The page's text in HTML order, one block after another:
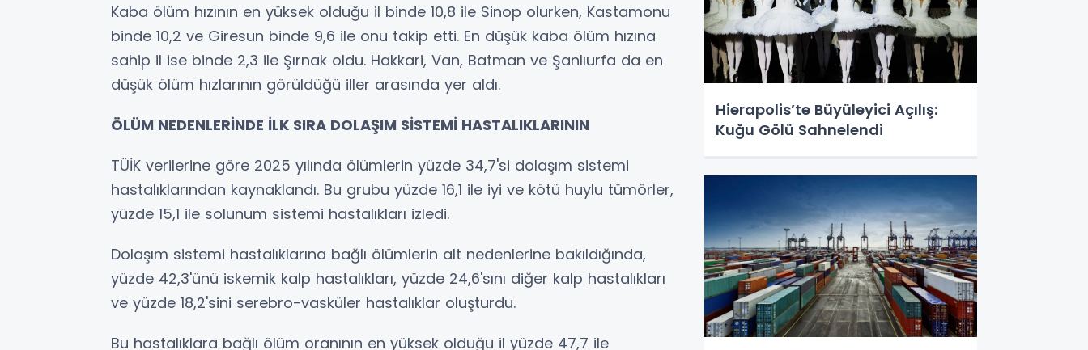
Kaba ölüm hızının en yüksek olduğu il binde 10,8 ile Sinop olurken, Kastamonu
binde 10,2 ve Giresun binde 9,6 ile onu takip etti. En düşük kaba ölüm hızına
sahip il ise binde 2,3 ile Şırnak oldu. Hakkari, Van, Batman ve Şanlıurfa da en
düşük ölüm hızlarının görüldüğü iller arasında yer aldı.
ÖLÜM NEDENLERİNDE İLK SIRA DOLAŞIM SİSTEMİ HASTALIKLARININ
TÜİK verilerine göre 2025 yılında ölümlerin yüzde 34,7'si dolaşım sistemi
hastalıklarından kaynaklandı. Bu grubu yüzde 16,1 ile iyi ve kötü huylu tümörler,
yüzde 15,1 ile solunum sistemi hastalıkları izledi.
Dolaşım sistemi hastalıklarına bağlı ölümlerin alt nedenlerine bakıldığında,
yüzde 42,3'ünü iskemik kalp hastalıkları, yüzde 24,6'sını diğer kalp hastalıkları
ve yüzde 18,2'sini serebro-vasküler hastalıklar oluşturdu.
Bu hastalıklara bağlı ölüm oranının en yüksek olduğu il yüzde 47,7 ile
Hierapolis’te Büyüleyici Açılış:
Kuğu Gölü Sahnelendi